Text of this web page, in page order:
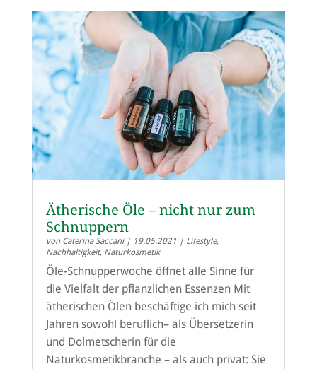
Ätherische Öle – nicht nur zum
Schnuppern
von Caterina Saccani| 19.05.2021 | Lifestyle,
Nachhaltigkeit, Naturkosmetik
Öle-Schnupperwoche öffnet alle Sinne für
die Vielfalt der pflanzlichen Essenzen Mit
ätherischen Ölen beschäftige ich mich seit
Jahren sowohl beruflich– als Übersetzerin
und Dolmetscherin für die
Naturkosmetikbranche – als auch privat: Sie